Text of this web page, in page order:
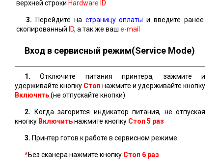
верхней строки Hardware ID
3. Перейдите на страницу оплаты и введите ранее
скопированный ID, а так же ваш e-mail
Вход в сервисный режим(Service Mode)
1. Отключите питания принтера, зажмите и
удерживайте кнопку Стоп нажмите и удерживайте кнопку
Включить(не отпускайте кнопки)
2. Когда загорится индикатор питания, не отпуская
кнопку Включитьнажмите кнопку Стоп 5 раз
3. Принтер готов к работе в сервисном режиме
*Без сканера нажмите кнопку Стоп 6 раз